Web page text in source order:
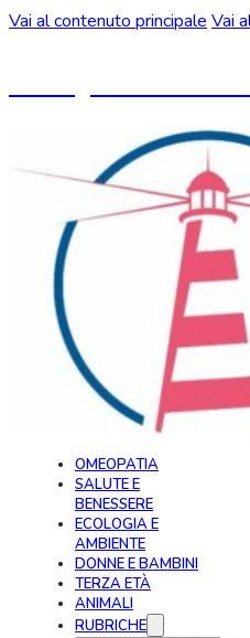
Vai al contenuto principale Vai
OMEOPATIA
SALUTE E
BENESSERE
ECOLOGIA E
AMBIENTE
DONNE E BAMBINI
TERZA ETÀ
ANIMALI
RUBRICHE